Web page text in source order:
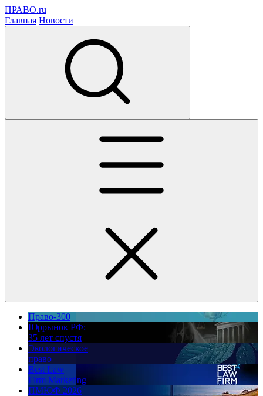
ПРАВО.ru
Главная Новости
Право-300
Юррынок РФ:
35 лет спустя
Экологическое
право
Best Law
Firm Marketing
ПМЮФ 2026